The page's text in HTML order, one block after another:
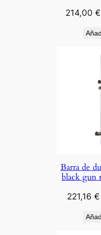
214,00 €
Barra de
black gun
221,16 €